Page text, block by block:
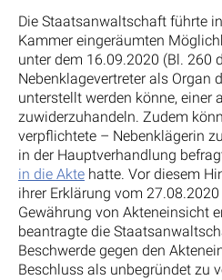
Die Staatsanwaltschaft führte
Kammer eingeräumten
unter dem 16.09.2020 (Bl. 260
Nebenklagevertreter als Organ
unterstellt werden könne, einer
zuwiderzuhandeln. Zudem
verpflichtete – Nebenklägerin
in der Hauptverhandlung
in die Akte hatte. Vor diesem
ihrer Erklärung vom
Gewährung von Akteneinsicht
beantragte die
Beschwerde gegen den
Beschluss als unbegründet zu